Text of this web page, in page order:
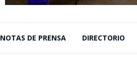
NOTAS DE PRENSA DIRECTORIO